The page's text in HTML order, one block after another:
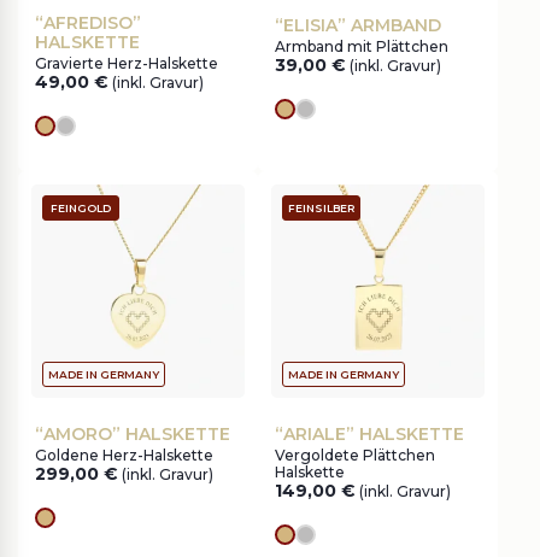
“AFREDISO”
HALSKETTE
Gravierte Herz-Halskette
49,00 € (inkl. Gravur)
Goldes
silver
“ELISIA” ARMBAND
Armband mit Plättchen
39,00 € (inkl. Gravur)
Goldes
silver
FEINGOLD
MADE IN GERMANY
“AMORO” HALSKETTE
Goldene Herz-Halskette
299,00 € (inkl. Gravur)
Goldes
FEINSILBER
MADE IN GERMANY
“ARIALE” HALSKETTE
Vergoldete Plättchen
Halskette
149,00 € (inkl. Gravur)
Goldes
silver